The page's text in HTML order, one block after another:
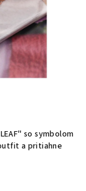
so symbolom
a pritiahne